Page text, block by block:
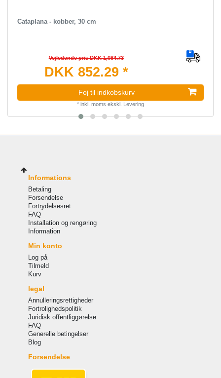
Cataplana - kobber, 30 cm
Vejledende pris DKK 1,084.73
DKK 852.29 *
Foj til indkobskurv
* inkl. moms ekskl. Levering
Informations
Betaling
Forsendelse
Fortrydelsesret
FAQ
Installation og rengøring
Information
Min konto
Log på
Tilmeld
Kurv
legal
Annulleringsrettigheder
Fortrolighedspolitik
Juridisk offentliggørelse
FAQ
Generelle betingelser
Blog
Forsendelse